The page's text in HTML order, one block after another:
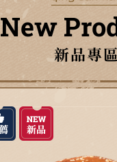
New
新品專區